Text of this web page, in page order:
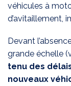
véhicules à
d’avitaillement,
Devant
grande échelle
tenu des
nouveaux